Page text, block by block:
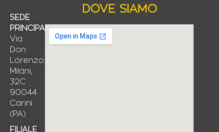
SEDE
PRINCIPALE
Via
Don
Lorenzo
Milani,
32C
90044
Carini
(PA)
FILIALE
DOVE SIAMO